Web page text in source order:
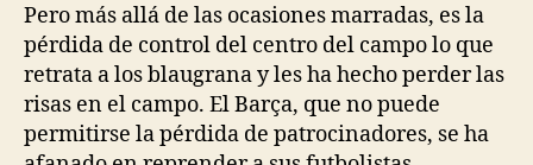
Pero más allá de las ocasiones marradas, es la
pérdida de control del centro del campo lo que
retrata a los blaugrana y les ha hecho perder las
risas en el campo. El Barça, que no puede
permitirse la pérdida de patrocinadores, se ha